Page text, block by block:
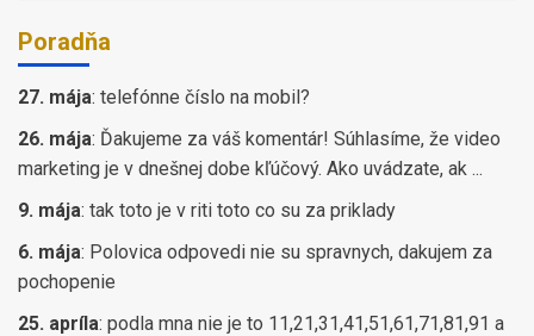
Poradňa
27. mája: telefónne číslo na mobil?
26. mája: Ďakujeme za váš komentár! Súhlasíme, že video
marketing je v dnešnej dobe kľúčový. Ako uvádzate, ak ...
9. mája: tak toto je v riti toto co su za priklady
6. mája: Polovica odpovedi nie su spravnych, dakujem za
pochopenie
25. apríla: podla mna nie je to 11,21,31,41,51,61,71,81,91 a